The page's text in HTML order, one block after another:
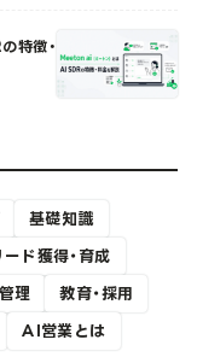
特徴・
基礎知識
ード獲得・育成
理 教育・採用
AI営業とは